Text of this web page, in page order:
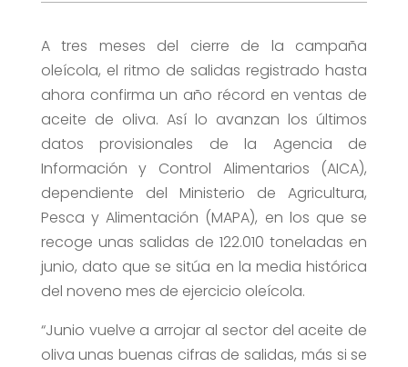
A tres meses del cierre de la campaña
oleícola, el ritmo de salidas registrado hasta
ahora confirma un año récord en ventas de
aceite de oliva. Así lo avanzan los últimos
datos provisionales de la Agencia de
Información y Control Alimentarios (AICA),
dependiente del Ministerio de Agricultura,
Pesca y Alimentación (MAPA), en los que se
recoge unas salidas de 122.010 toneladas en
junio, dato que se sitúa en la media histórica
del noveno mes de ejercicio oleícola.
“Junio vuelve a arrojar al sector del aceite de
oliva unas buenas cifras de salidas, más si se